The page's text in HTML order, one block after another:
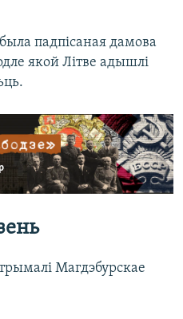
падпісаная дамова
якой Літве адышлі
Магдэбурскае